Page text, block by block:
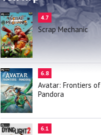
4.7
Scrap Mechanic
6.8
Avatar: Frontiers of
Pandora
6.1